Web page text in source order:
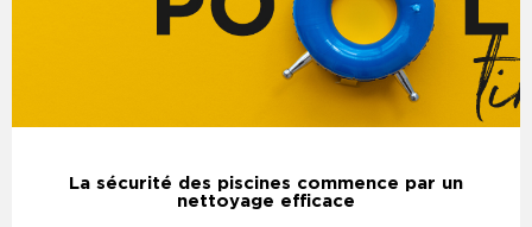
La sécurité des piscines commence par un
nettoyage efficace